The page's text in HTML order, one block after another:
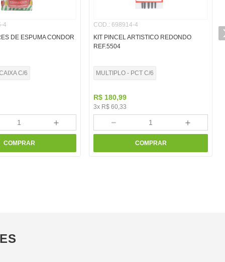
4
DE ESPUMA CONDOR
C/6
＋
COMPRAR
COD.: 698914-4
KIT PINCEL ARTISTICO REDONDO
REF.5504
MULTIPLO - PCT C/6
R$ 180,99
3x R$ 60,33
＋
－
COMPRAR